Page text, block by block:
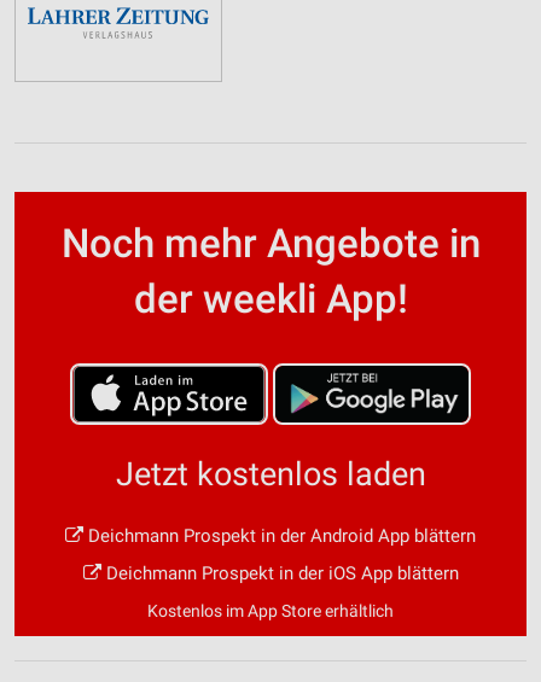
Noch mehr Angebote in
der weekli App!
Jetzt kostenlos laden
Deichmann Prospekt in der Android App blättern
Deichmann Prospekt in der iOS App blättern
Kostenlos im App Store erhältlich